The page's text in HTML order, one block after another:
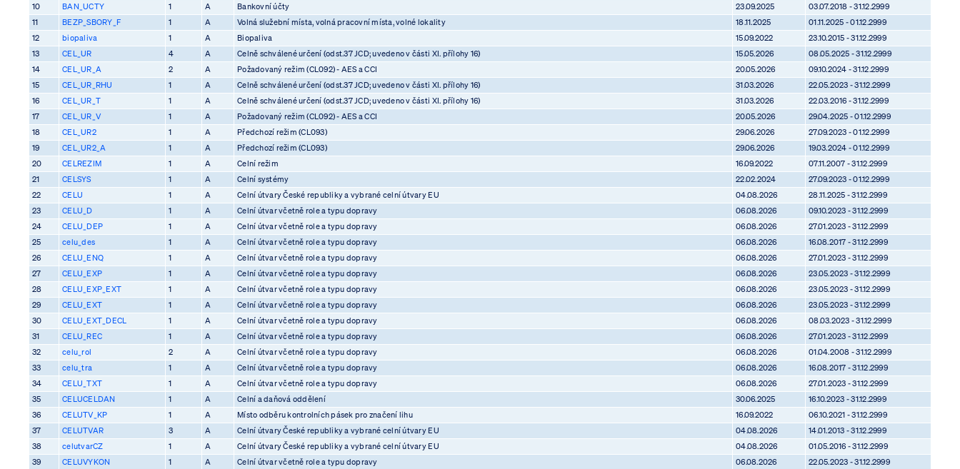
10
BAN_UCTY 1 A Bankovní účty 23.09.2025
03.07.2018 - 31.12.2999
11
BEZP_SBORY_F 1 A Volná služební místa, volná pracovní místa, volné lokality 18.11.2025
01.11.2025 - 01.12.2999
12
biopaliva 1 A Biopaliva 15.09.2022
23.10.2015 - 31.12.2999
13
CEL_UR 4 A Celně schválené určení (odst.37 JCD; uvedeno v části XI. přílohy 16) 15.05.2026
08.05.2025 - 31.12.2999
14
CEL_UR_A 2 A Požadovaný režim (CL092) - AES a CCI 20.05.2026
09.10.2024 - 31.12.2999
15
CEL_UR_RHU 1 A Celně schválené určení (odst.37 JCD; uvedeno v části XI. přílohy 16) 31.03.2026
22.05.2023 - 31.12.2999
16
CEL_UR_T 1 A Celně schválené určení (odst.37 JCD; uvedeno v části XI. přílohy 16) 31.03.2026
22.03.2016 - 31.12.2999
17
CEL_UR_V 1 A Požadovaný režim (CL092) - AES a CCI 20.05.2026
29.04.2025 - 01.12.2999
18
CEL_UR2 1 A Předchozí režim (CL093) 29.06.2026
27.09.2023 - 01.12.2999
19
CEL_UR2_A 1 A Předchozí režim (CL093) 29.06.2026
19.03.2024 - 01.12.2999
20
CELREZIM 1 A Celní režim 16.09.2022
07.11.2007 - 31.12.2999
21
CELSYS 1 A Celní systémy 22.02.2024
27.09.2023 - 01.12.2999
22
CELU 1 A Celní útvary České republiky a vybrané celní útvary EU 04.08.2026
28.11.2025 - 31.12.2999
23
CELU_D 1 A Celní útvar včetně role a typu dopravy 06.08.2026
09.10.2023 - 31.12.2999
24
CELU_DEP 1 A Celní útvar včetně role a typu dopravy 06.08.2026
27.01.2023 - 31.12.2999
25
celu_des 1 A Celní útvar včetně role a typu dopravy 06.08.2026
16.08.2017 - 31.12.2999
26
CELU_ENQ 1 A Celní útvar včetně role a typu dopravy 06.08.2026
27.01.2023 - 31.12.2999
27
CELU_EXP 1 A Celní útvar včetně role a typu dopravy 06.08.2026
23.05.2023 - 31.12.2999
28
CELU_EXP_EXT 1 A Celní útvar včetně role a typu dopravy 06.08.2026
23.05.2023 - 31.12.2999
29
CELU_EXT 1 A Celní útvar včetně role a typu dopravy 06.08.2026
23.05.2023 - 31.12.2999
30
CELU_EXT_DECL 1 A Celní útvar včetně role a typu dopravy 06.08.2026
08.03.2023 - 31.12.2999
31
CELU_REC 1 A Celní útvar včetně role a typu dopravy 06.08.2026
27.01.2023 - 31.12.2999
32
celu_rol 2 A Celní útvar včetně role a typu dopravy 06.08.2026
01.04.2008 - 31.12.2999
33
celu_tra 1 A Celní útvar včetně role a typu dopravy 06.08.2026
16.08.2017 - 31.12.2999
34
CELU_TXT 1 A Celní útvar včetně role a typu dopravy 06.08.2026
27.01.2023 - 31.12.2999
35
CELUCELDAN 1 A Celní a daňová oddělení 30.06.2025
16.10.2023 - 31.12.2999
36
CELUTV_KP 1 A Místo odběru kontrolních pásek pro značení lihu 16.09.2022
06.10.2021 - 31.12.2999
37
CELUTVAR 3 A Celní útvary České republiky a vybrané celní útvary EU 04.08.2026
14.01.2013 - 31.12.2999
38
celutvarCZ 1 A Celní útvary České republiky a vybrané celní útvary EU 04.08.2026
01.05.2016 - 31.12.2999
39
CELUVYKON 1 A Celní útvar včetně role a typu dopravy 06.08.2026
22.05.2023 - 31.12.2999